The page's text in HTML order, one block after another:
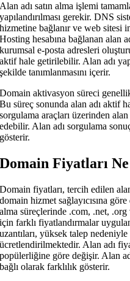
Alan adı satın alma işlemi
yapılandırılması gerekir. DNS
hizmetine bağlanır ve web sitesi
Hosting hesabına bağlanan alan
kurumsal e-posta adresleri
aktif hale getirilebilir. Alan adı
şekilde tanımlanmasını içerir.
Domain aktivasyon süreci
Bu süreç sonunda alan adı aktif
sorgulama araçları üzerinden alan
edebilir. Alan adı sorgulama
gösterir.
Domain Fiyatları
Domain fiyatları, tercih edilen
domain hizmet sağlayıcısına
alma süreçlerinde .com, .net,
için farklı fiyatlandırmalar
uzantıları, yüksek talep
ücretlendirilmektedir. Alan adı
popülerliğine göre değişir. Alan
bağlı olarak farklılık gösterir.